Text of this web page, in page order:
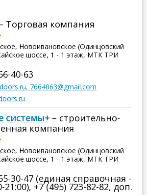
Торговая компания
Новоивановское (Одинцовский
шоссе, 1 - 1 этаж, МТК ТРИ
40-63
7664063@gmail.com
системы+ – строительно-
компания
Новоивановское (Одинцовский
шоссе, 1 - 1 этаж, МТК ТРИ
30-47 (единая справочная -
21:00), +7 (495) 723-82-82, доп.